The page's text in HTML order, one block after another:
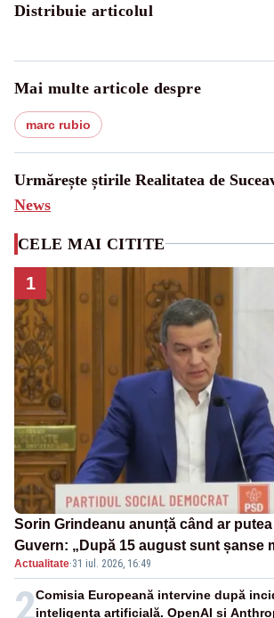
Distribuie articolul
Mai multe articole despre
marc rubio
Urmărește știrile Realitatea de
News
CELE MAI CITITE
1
Sorin Grindeanu anunță când ar
Guvern: „După 15 august sunt șanse
Actualitate·31 iul. 2026, 16:49
2Comisia Europeană intervine după
inteligența artificială. OpenAI și